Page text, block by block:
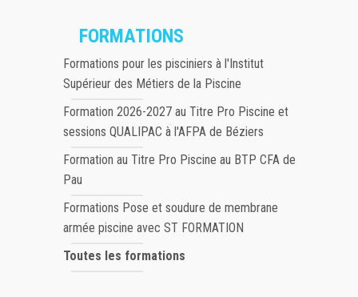
FORMATIONS
Formations pour les pisciniers à l'Institut
Supérieur des Métiers de la Piscine
Formation 2026-2027 au Titre Pro Piscine et
sessions QUALIPAC à l'AFPA de Béziers
Formation au Titre Pro Piscine au BTP CFA de
Pau
Formations Pose et soudure de membrane
armée piscine avec ST FORMATION
Toutes les formations